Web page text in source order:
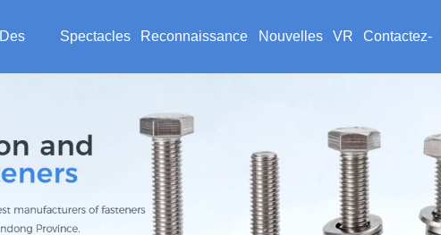
Des Spectacles Reconnaissance
client
Nouvelles VR Contactez-